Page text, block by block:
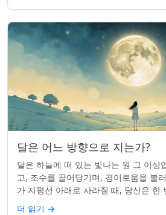
달은 어느 방향으로 지는가?
달은 하늘에 떠 있는 빛나는 원 그 이상
고, 조수를 끌어당기며, 경이로움을 불
가 지평선 아래로 사라질 때, 당신은 한
이 있나요: 그곳은 어디일까? ...
더 읽기 →